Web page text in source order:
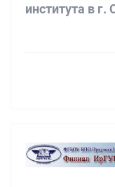
института в г.